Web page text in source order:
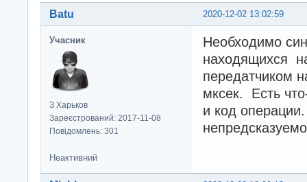
2020-12-02 13:02:59
Batu
Учасник
З Харьков
Зареєстрований: 2017-11-08
Повідомлень: 301
Необходимо
находящихся
передатчиком
мксек. Есть
и код
Неактивний